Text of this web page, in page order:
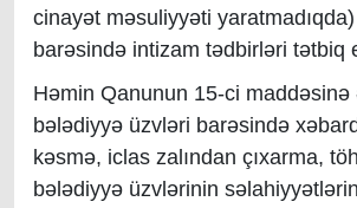
cinayət məsuliyyəti
barəsində intizam tədbirləri tətbiq
Həmin Qanunun 15-ci maddəsinə
bələdiyyə üzvləri barəsində
kəsmə, iclas zalından çıxarma,
bələdiyyə üzvlərinin